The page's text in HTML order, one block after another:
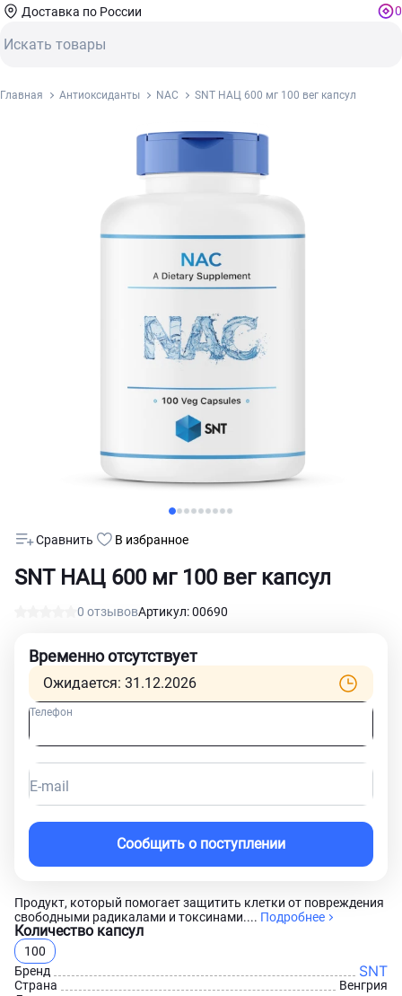
Доставка по России 0
Главная Антиоксиданты NAC SNT НАЦ 600 мг 100 вег капсул
SNT НАЦ 600 мг 100 вег капсул
0 отзывовАртикул: 00690
Сравнить В избранное
Продукт, который помогает защитить клетки от повреждения
свободными радикалами и токсинами.... Подробнее
Количество капсул
100
Бренд
SNT
Страна
Венгрия
Временно отсутствует
Ожидается: 31.12.2026
Телефон
E-mail
Сообщить о поступлении